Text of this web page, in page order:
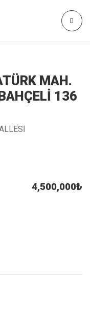
MAH.
136
4,500,000₺